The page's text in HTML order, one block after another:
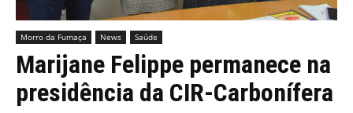
Morro da Fumaça News Saúde
Marijane Felippe permanece na
presidência da CIR-Carbonífera